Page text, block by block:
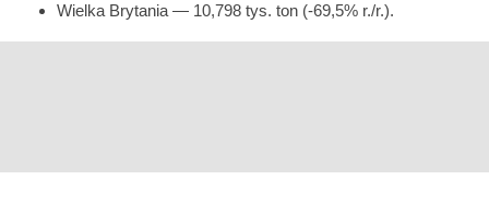
Wielka Brytania — 10,798 tys. ton (-69,5% r./r.).